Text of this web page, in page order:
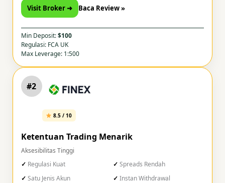
Visit Broker ➜ Baca Review »
Min Deposit:$100
Regulasi: FCA UK
Max Leverage: 1:500
#2
8.5 / 10
Ketentuan Trading Menarik
Aksesibilitas Tinggi
Regulasi Kuat
Spreads Rendah
Satu Jenis Akun
Instan Withdrawal